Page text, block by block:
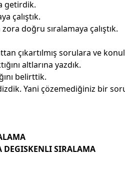
getirdik.
çalıştık.
doğru sıralamaya çalıştık.
çıkartılmış sorulara ve
altlarına yazdık.
belirttik.
Yani çözemediğiniz bir
DEGISKENLI SIRALAMA